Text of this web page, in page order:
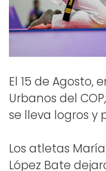
El 15 de Agosto,
Urbanos del
se lleva logros y
Los atletas
López Bate